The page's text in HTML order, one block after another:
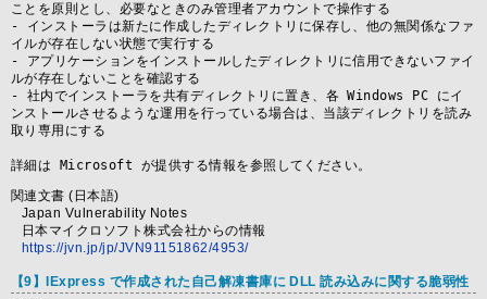
ことを原則とし、必要なときのみ管理者アカウントで操作する
- インストーラは新たに作成したディレクトリに保存し、他の無関係なファ
イルが存在しない状態で実行する
- アプリケーションをインストールしたディレクトリに信用できないファイ
ルが存在しないことを確認する
- 社内でインストーラを共有ディレクトリに置き、各 Windows PC にイ
ンストールさせるような運用を行っている場合は、当該ディレクトリを読み
取り専用にする
詳細は Microsoft が提供する情報を参照してください。
関連文書 (日本語)
Japan Vulnerability Notes
日本マイクロソフト株式会社からの情報
https://jvn.jp/jp/JVN91151862/4953/
【9】IExpress で作成された自己解凍書庫に DLL 読み込みに関する脆弱性